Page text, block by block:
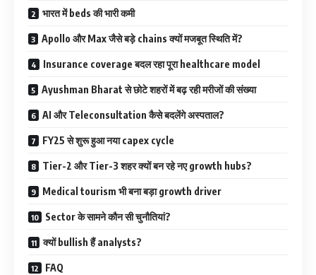
भारत में beds की भारी कमी
Apollo और Max जैसे बड़े chains क्यों मजबूत स्थिति में?
Insurance coverage बदल रहा पूरा healthcare model
Ayushman Bharat से छोटे शहरों में बढ़ रही मरीजों की संख्या
AI और Teleconsultation कैसे बदलेंगे अस्पताल?
FY25 से शुरू हुआ नया capex cycle
Tier-2 और Tier-3 शहर क्यों बन रहे नए growth hubs?
Medical tourism भी बना बड़ा growth driver
Sector के सामने कौन सी चुनौतियां?
क्यों bullish हैं analysts?
FAQ